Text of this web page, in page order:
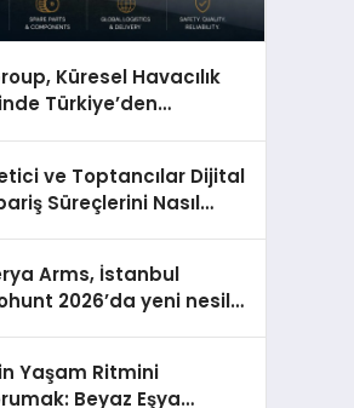
Küresel Havacılık
Türkiye’den
ve Toptancılar Dijital
Süreçlerini Nasıl
Arms, İstanbul
2026’da yeni nesil
Yaşam Ritmini
Beyaz Eşya